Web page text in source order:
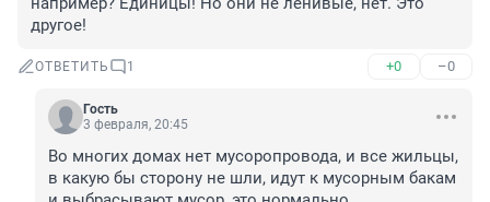
другое!
ОТВЕТИТЬ 1 +0 –0
Гость
3 февраля, 20:45
Во многих домах нет мусоропровода, и все жильцы,
в какую бы сторону не шли, идут к мусорным бакам